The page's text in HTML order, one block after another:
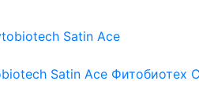
Satin Ace Фитобиотех